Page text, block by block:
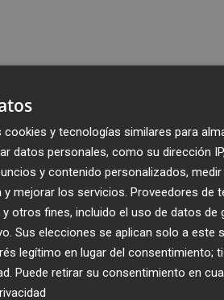
y tecnologías similares para
datos personales, como su dirección
y contenido personalizados,
mejorar los servicios. Proveedores de
otros fines, incluido el uso de datos de
Sus elecciones se aplican solo a este
legítimo en lugar del consentimiento;
. Puede retirar su consentimiento en